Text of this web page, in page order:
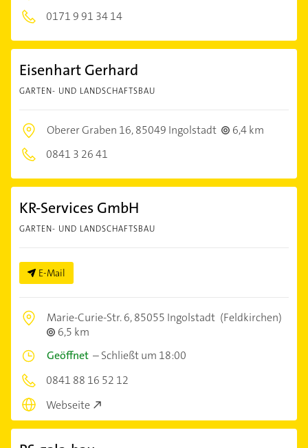
0171 9 91 34 14
Eisenhart Gerhard
GARTEN- UND LANDSCHAFTSBAU
Oberer Graben 16,85049 Ingolstadt
6,4 km
0841 3 26 41
KR-Services GmbH
GARTEN- UND LANDSCHAFTSBAU
E-Mail
Marie-Curie-Str. 6,85055 Ingolstadt (Feldkirchen)
6,5 km
Geöffnet –Schließt um 18:00
0841 88 16 52 12
Webseite